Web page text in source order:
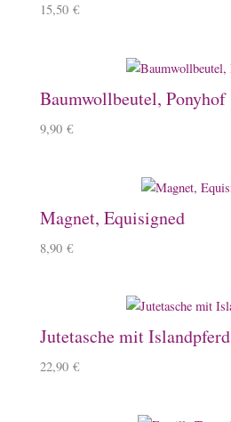
15,50 €
Baumwollbeutel, Ponyhof
9,90 €
Magnet, Equisigned
8,90 €
Jutetasche mit Islandpferd
22,90 €